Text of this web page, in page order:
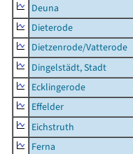
Deuna
Dieterode
Dietzenrode/Vatterode
Dingelstädt, Stadt
Ecklingerode
Effelder
Eichstruth
Ferna